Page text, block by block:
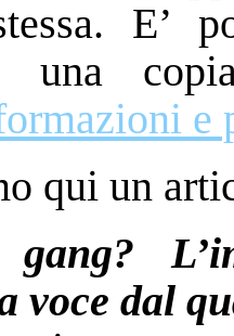
E’
una
e
qui un
voce dal